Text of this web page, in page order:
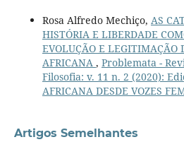
Rosa Alfredo Mechiço, AS
HISTÓRIA E LIBERDADE
EVOLUÇÃO E LEGITIMAÇÃO
AFRICANA , Problemata -
Filosofia: v. 11 n. 2 (2020):
AFRICANA DESDE VOZES
Artigos Semelhantes